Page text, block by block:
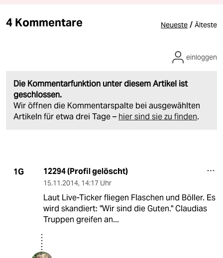
4 Kommentare Neueste / Älteste
Die Kommentarfunktion unter diesem Artikel ist
geschlossen.
Wir öffnen die Kommentarspalte bei ausgewählten
Artikeln für etwa drei Tage – hier sind sie zu finden.
einloggen
1G 12294 (Profil gelöscht)
15.11.2014, 14:17 Uhr
Laut Live-Ticker fliegen Flaschen und Böller. Es
wird skandiert: "Wir sind die Guten." Claudias
Truppen greifen an...